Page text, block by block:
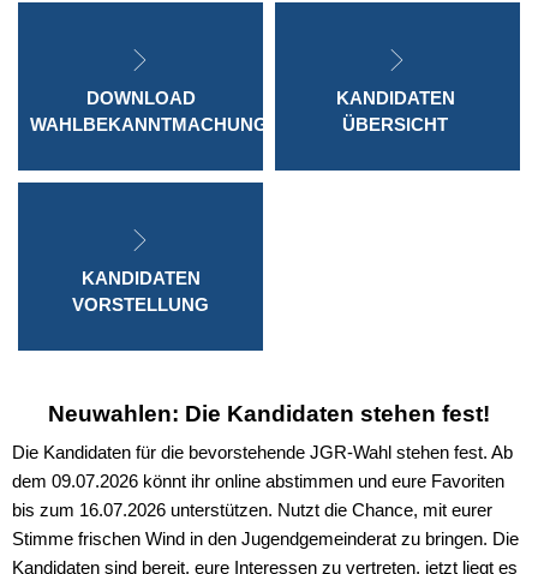
DOWNLOAD
WAHLBEKANNTMACHUNG
KANDIDATEN
ÜBERSICHT
KANDIDATEN
VORSTELLUNG
Neuwahlen: Die Kandidaten stehen fest!
Die Kandidaten für die bevorstehende JGR-Wahl stehen fest. Ab
dem 09.07.2026 könnt ihr online abstimmen und eure Favoriten
bis zum 16.07.2026 unterstützen. Nutzt die Chance, mit eurer
Stimme frischen Wind in den Jugendgemeinderat zu bringen. Die
Kandidaten sind bereit, eure Interessen zu vertreten, jetzt liegt es